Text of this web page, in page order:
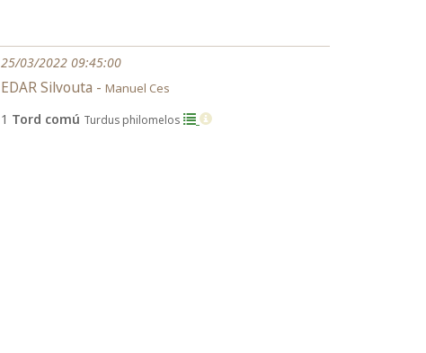
25/03/2022 09:45:00
EDAR Silvouta - Manuel Ces
1 Tord comú Turdus philomelos